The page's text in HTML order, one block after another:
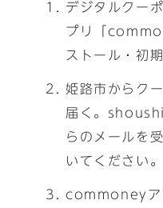
デジタルクー
プリ「
ストール・初
姫路市からク
届く。
らのメールを
いてください。
commoneyア